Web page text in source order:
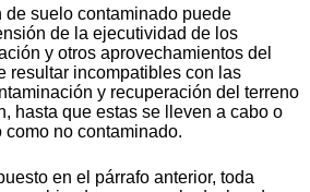
suelo contaminado puede
de la ejecutividad de los
y otros aprovechamientos del
resultar incompatibles con las
y recuperación del terreno
hasta que estas se lleven a cabo o
no contaminado.
en el párrafo anterior, toda